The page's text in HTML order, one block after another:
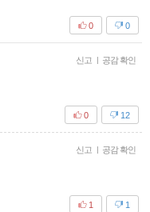
0
0
신고 공감 확인
12
0
신고 공감 확인
1
1